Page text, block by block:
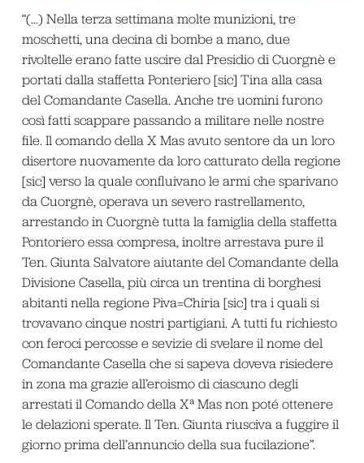
“(…) Nella terza settimana molte munizioni, tre
moschetti, una decina di bombe a mano, due
rivoltelle erano fatte uscire dal Presidio di Cuorgnè e
portati dalla staffetta Ponteriero [sic] Tina alla casa
del Comandante Casella. Anche tre uomini furono
così fatti scappare passando a militare nelle nostre
file. Il comando della X Mas avuto sentore da un loro
disertore nuovamente da loro catturato della regione
[sic] verso la quale confluivano le armi che sparivano
da Cuorgnè, operava un severo rastrellamento,
arrestando in Cuorgnè tutta la famiglia della staffetta
Pontoriero essa compresa, inoltre arrestava pure il
Ten. Giunta Salvatore aiutante del Comandante della
Divisione Casella, più circa un trentina di borghesi
abitanti nella regione Piva=Chiria [sic] tra i quali si
trovavano cinque nostri partigiani. A tutti fu richiesto
con feroci percosse e sevizie di svelare il nome del
Comandante Casella che si sapeva doveva risiedere
in zona ma grazie all’eroismo di ciascuno degli
arrestati il Comando della Xª Mas non poté ottenere
le delazioni sperate. Il Ten. Giunta riusciva a fuggire il
giorno prima dell’annuncio della sua fucilazione”.